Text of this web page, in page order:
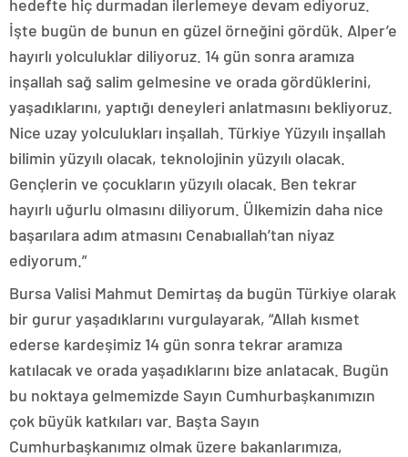
hedefte hiç durmadan ilerlemeye devam ediyoruz.
İşte bugün de bunun en güzel örneğini gördük. Alper’e
hayırlı yolculuklar diliyoruz. 14 gün sonra aramıza
inşallah sağ salim gelmesine ve orada gördüklerini,
yaşadıklarını, yaptığı deneyleri anlatmasını bekliyoruz.
Nice uzay yolculukları inşallah. Türkiye Yüzyılı inşallah
bilimin yüzyılı olacak, teknolojinin yüzyılı olacak.
Gençlerin ve çocukların yüzyılı olacak. Ben tekrar
hayırlı uğurlu olmasını diliyorum. Ülkemizin daha nice
başarılara adım atmasını Cenabıallah’tan niyaz
ediyorum.”
Bursa Valisi Mahmut Demirtaş da bugün Türkiye olarak
bir gurur yaşadıklarını vurgulayarak, “Allah kısmet
ederse kardeşimiz 14 gün sonra tekrar aramıza
katılacak ve orada yaşadıklarını bize anlatacak. Bugün
bu noktaya gelmemizde Sayın Cumhurbaşkanımızın
çok büyük katkıları var. Başta Sayın
Cumhurbaşkanımız olmak üzere bakanlarımıza,